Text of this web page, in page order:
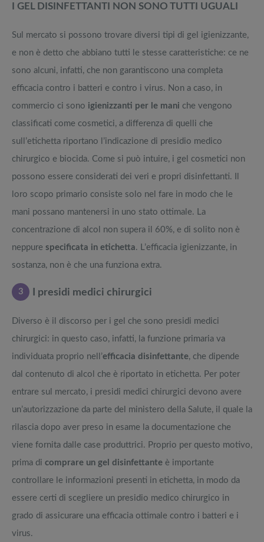
I GEL DISINFETTANTI NON SONO TUTTI UGUALI
Sul mercato si possono trovare diversi tipi di gel igienizzante,
e non è detto che abbiano tutti le stesse caratteristiche: ce ne
sono alcuni, infatti, che non garantiscono una completa
efficacia contro i batteri e contro i virus. Non a caso, in
commercio ci sono igienizzanti per le mani che vengono
classificati come cosmetici, a differenza di quelli che
sull’etichetta riportano l’indicazione di presidio medico
chirurgico e biocida. Come si può intuire, i gel cosmetici non
possono essere considerati dei veri e propri disinfettanti. Il
loro scopo primario consiste solo nel fare in modo che le
mani possano mantenersi in uno stato ottimale. La
concentrazione di alcol non supera il 60%, e di solito non è
neppure specificata in etichetta. L’efficacia igienizzante, in
sostanza, non è che una funziona extra.
3 I presidi medici chirurgici
Diverso è il discorso per i gel che sono presidi medici
chirurgici: in questo caso, infatti, la funzione primaria va
individuata proprio nell’efficacia disinfettante, che dipende
dal contenuto di alcol che è riportato in etichetta. Per poter
entrare sul mercato, i presidi medici chirurgici devono avere
un’autorizzazione da parte del ministero della Salute, il quale la
rilascia dopo aver preso in esame la documentazione che
viene fornita dalle case produttrici. Proprio per questo motivo,
prima di comprare un gel disinfettante è importante
controllare le informazioni presenti in etichetta, in modo da
essere certi di scegliere un presidio medico chirurgico in
grado di assicurare una efficacia ottimale contro i batteri e i
virus.